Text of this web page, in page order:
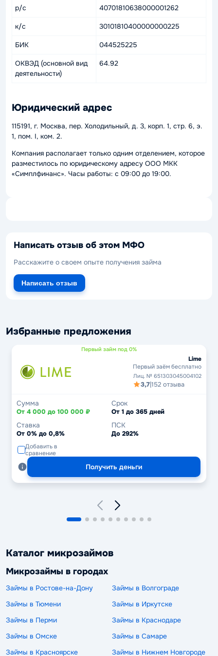
р/с 40701810638000001262
к/с 30101810400000000225
БИК 044525225
ОКВЭД (основной вид
деятельности)
64.92
Юридический адрес
115191, г. Москва, пер. Холодильный, д. 3, корп. 1, стр. 6, э.
1, пом. I, ком. 2.
Компания располагает только одним отделением, которое
разместилось по юридическому адресу ООО МКК
«Симплфинанс». Часы работы: с 09:00 до 19:00.
Написать отзыв об этом МФО
Расскажите о своем опыте получения займа
Написать отзыв
Избранные предложения
Первый займ под 0%
Lime
Первый заём бесплатно
Лиц. № 651303045004102
3,7|152 отзыва
Сумма
От 4 000 до 100 000 ₽
Срок
От 1 до 365 дней
Ставка
От 0% до 0,8%
ПСК
До 292%
Добавить в
сравнение
Получить деньги
Каталог микрозаймов
Микрозаймы в городах
Займы в Ростове-на-Дону
Займы в Волгограде
Займы в Тюмени
Займы в Иркутске
Займы в Перми
Займы в Краснодаре
Займы в Омске
Займы в Самаре
Займы в Красноярске
Займы в Нижнем Новгороде